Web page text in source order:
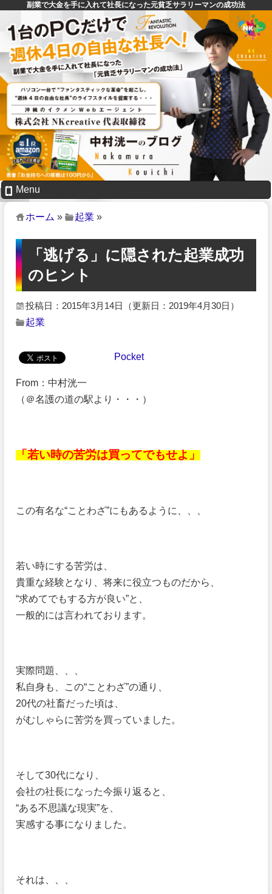
副業で大金を手に入れて社長になった元貧乏サラリーマンの成功法
Menu
ホーム » 起業 »
「逃げる」に隠された起業成功
のヒント
投稿日：2015年3月14日
（更新日：2019年4月30日）
起業
Pocket
From：中村洸一
（＠名護の道の駅より・・・）
「若い時の苦労は買ってでもせよ」
この有名な“ことわざ”にもあるように、、、
若い時にする苦労は、
貴重な経験となり、将来に役立つものだから、
“求めてでもする方が良い”と、
一般的には言われております。
実際問題、、、
私自身も、この“ことわざ”の通り、
20代の社畜だった頃は、
がむしゃらに苦労を買っていました。
そして30代になり、
会社の社長になった今振り返ると、
“ある不思議な現実”を、
実感する事になりました。
それは、、、